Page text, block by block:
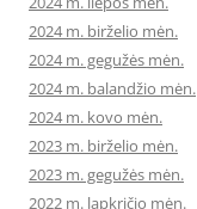
2024 m. birželio mėn.
2024 m. gegužės mėn.
2024 m. balandžio mėn.
2024 m. kovo mėn.
2023 m. birželio mėn.
2023 m. gegužės mėn.
2022 m. lapkričio mėn.